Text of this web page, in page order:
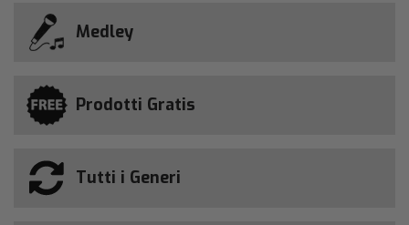
Medley
Prodotti Gratis
Tutti i Generi